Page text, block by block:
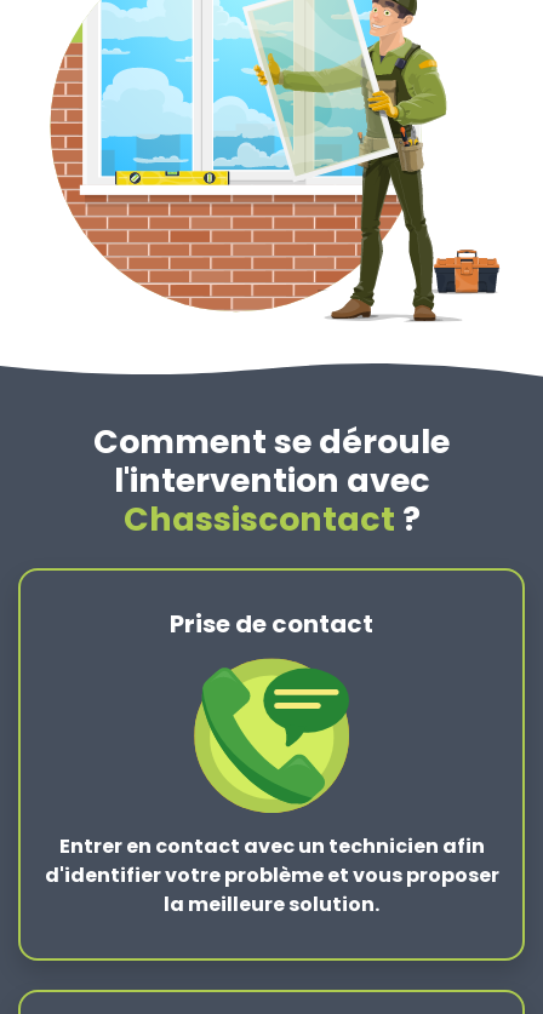
Comment se déroule
l'intervention avec
Chassiscontact ?
Prise de contact
Entrer en contact avec un technicien afin
d'identifier votre problème et vous proposer
la meilleure solution.